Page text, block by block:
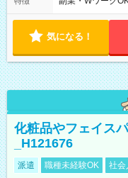
調整の相談可能
気になる！
化粧品やフェイス
_H121676
派遣 職種未経験OK 社会